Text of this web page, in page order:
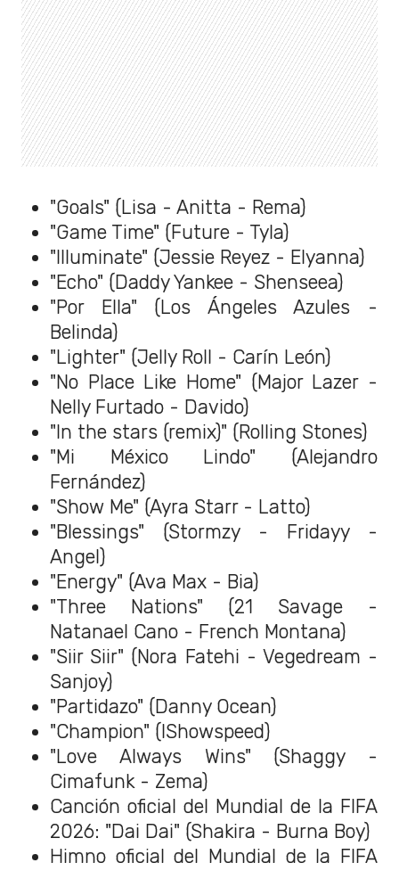
"Goals" (Lisa - Anitta - Rema)
"Game Time" (Future - Tyla)
"Illuminate" (Jessie Reyez - Elyanna)
"Echo" (Daddy Yankee - Shenseea)
"Por Ella" (Los Ángeles Azules -
Belinda)
"Lighter" (Jelly Roll - Carín León)
"No Place Like Home" (Major Lazer -
Nelly Furtado - Davido)
"In the stars (remix)" (Rolling Stones)
"Mi México Lindo" (Alejandro
Fernández)
"Show Me" (Ayra Starr - Latto)
"Blessings" (Stormzy - Fridayy -
Angel)
"Energy" (Ava Max - Bia)
"Three Nations" (21 Savage -
Natanael Cano - French Montana)
"Siir Siir" (Nora Fatehi - Vegedream -
Sanjoy)
"Partidazo" (Danny Ocean)
"Champion" (IShowspeed)
"Love Always Wins" (Shaggy -
Cimafunk - Zema)
Canción oficial del Mundial de la FIFA
2026: "Dai Dai" (Shakira - Burna Boy)
Himno oficial del Mundial de la FIFA